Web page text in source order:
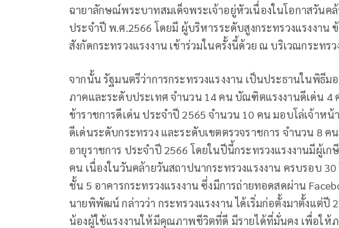
ฉายาลักษณ์พระบาทสมเด็จพระเจ้าอยู่หัวเนื่องในโอกาสวันค
ประจำปี พ.ศ.2566 โดยมี ผู้บริหารระดับสูงกระทรวงแรงงาน
สังกัดกระทรวงแรงงาน เข้าร่วมในครั้งนี้ด้วย ณ บริเวณกระทรว
จากนั้น รัฐมนตรีว่าการกระทรวงแรงงาน เป็นประธานในพิธีม
ภาคและระดับประเทศ จำนวน 14 คน บัณฑิตแรงงานดีเด่น 4
ข้าราชการดีเด่น ประจำปี 2565 จำนวน 10 คน มอบโล่เจ้าหน้
ดีเด่นระดับกระทรวง และระดับเขตตรวจราชการ จำนวน 8
อายุราชการ ประจำปี 2566 โดยในปีนี้กระทรวงแรงงานมีผู้เ
คน เนื่องในวันคล้ายวันสถาปนากระทรวงแรงงาน ครบรอบ
ชั้น 5 อาคารกระทรวงแรงงาน ซึ่งมีการถ่ายทอดสดผ่าน
นายพิพัฒน์ กล่าวว่า กระทรวงแรงงาน ได้เริ่มก่อตั้งมาตั้งแต่ปี
น้องผู้ใช้แรงงานให้มีคุณภาพชีวิตที่ดี มีรายได้ที่มั่นคง เพื่อให้